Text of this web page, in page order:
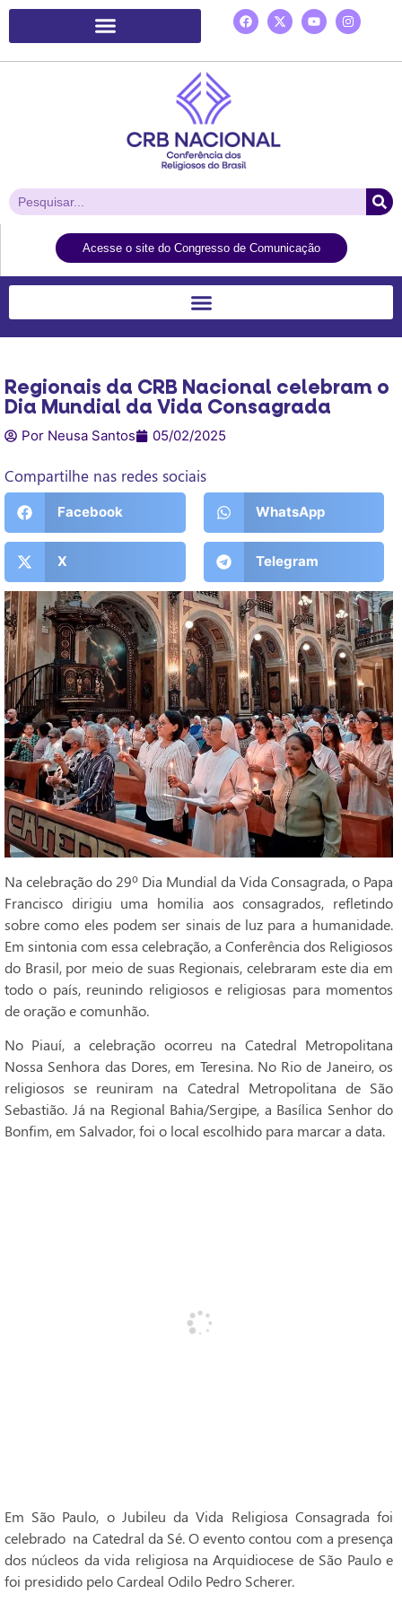
Acesse o site do Congresso de Comunicação
Regionais da CRB Nacional celebram o
Dia Mundial da Vida Consagrada
Por Neusa Santos 05/02/2025
Compartilhe nas redes sociais
Facebook WhatsApp
X Telegram
Na celebração do 29º Dia Mundial da Vida Consagrada, o Papa
Francisco dirigiu uma homilia aos consagrados, refletindo
sobre como eles podem ser sinais de luz para a humanidade.
Em sintonia com essa celebração, a Conferência dos Religiosos
do Brasil, por meio de suas Regionais, celebraram este dia em
todo o país, reunindo religiosos e religiosas para momentos
de oração e comunhão.
No Piauí, a celebração ocorreu na Catedral Metropolitana
Nossa Senhora das Dores, em Teresina. No Rio de Janeiro, os
religiosos se reuniram na Catedral Metropolitana de São
Sebastião. Já na Regional Bahia/Sergipe, a Basílica Senhor do
Bonfim, em Salvador, foi o local escolhido para marcar a data.
Em São Paulo, o Jubileu da Vida Religiosa Consagrada foi
celebrado na Catedral da Sé. O evento contou com a presença
dos núcleos da vida religiosa na Arquidiocese de São Paulo e
foi presidido pelo Cardeal Odilo Pedro Scherer.